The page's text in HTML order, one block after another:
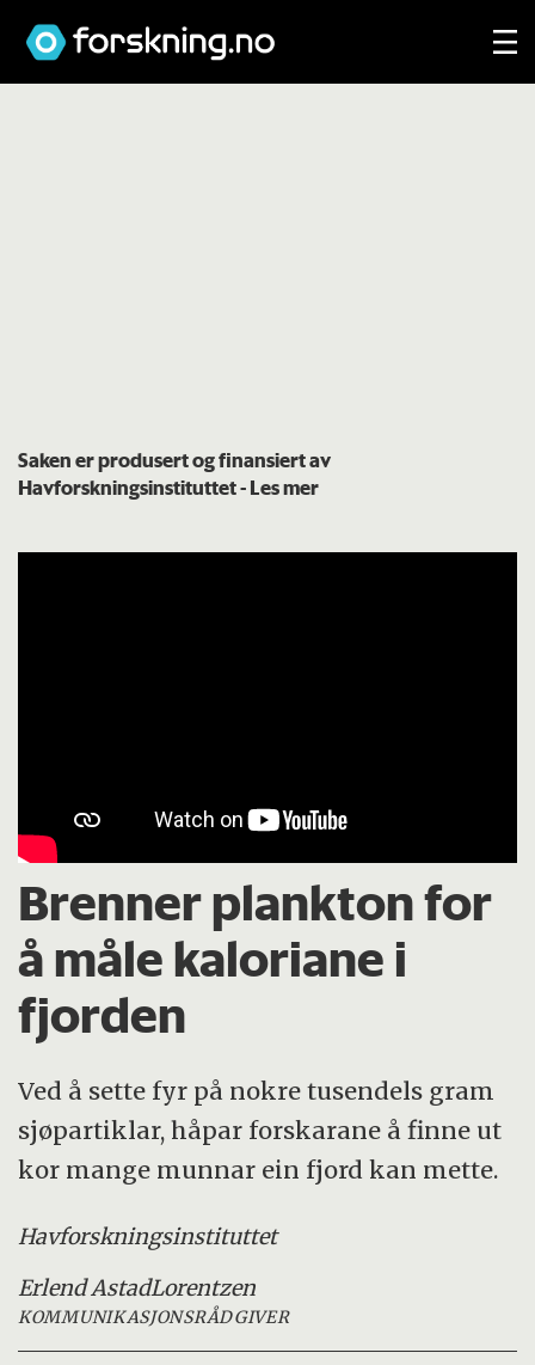
Saken er produsert og finansiert av
Havforskningsinstituttet- Les mer
Brenner plankton for
å måle kaloriane i
fjorden
Ved å sette fyr på nokre tusendels gram
sjøpartiklar, håpar forskarane å finne ut
kor mange munnar ein fjord kan mette.
Havforskningsinstituttet
Erlend AstadLorentzen
KOMMUNIKASJONSRÅDGIVER